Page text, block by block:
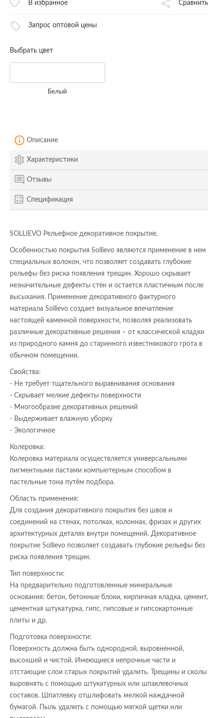
В избранное Сравнить
Запрос оптовой цены
Выбрать цвет
Белый
Описание
Характеристики
Отзывы
Спецификация
SOLLIEVO Рельефное декоративное покрытие.
Особенностью покрытия Sollievo являются применение в нем
специальных волокон, что позволяет создавать глубокие
рельефы без риска появления трещин. Хорошо скрывает
незначительные дефекты стен и остается пластичным после
высыхания. Применение декоративного фактурного
материала Sollievo создает визуальное впечатление
настоящей каменной поверхности, позволяя реализовать
различные декоративные решения – от классической кладки
из природного камня до старинного известнякового грота в
обычном помещении.
Свойства:
- Не требует тщательного выравнивания основания
- Скрывает мелкие дефекты поверхности
- Многообразие декоративных решений
- Выдерживает влажную уборку
- Экологичное
Колеровка:
Колеровка материала осуществляется универсальными
пигментными пастами компьютерным способом в
пастельные тона путём подбора.
Область применения:
Для создания декоративного покрытия без швов и
соединений на стенах, потолках, колоннах, фризах и других
архитектурных деталях внутри помещений. Декоративное
покрытие Sollievo позволяет создавать глубокие рельефы без
риска появления трещин.
Тип поверхности:
На предварительно подготовленные минеральные
основания: бетон, бетонные блоки, кирпичная кладка, цемент,
цементная штукатурка, гипс, гипсовые и гипсокартонные
плиты и др.
Подготовка поверхности:
Поверхность должна быть однородной, выровненной,
высохшей и чистой. Имеющиеся непрочные части и
отстающие слои старых покрытий удалить. Трещины и сколы
выровнять с помощью штукатурных или шпаклевочных
составов. Шпатлевку отшлифовать мелкой наждачной
бумагой. Пыль удалить с помощью мягкой щетки или